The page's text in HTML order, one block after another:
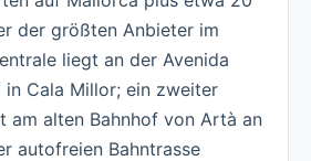
der größten Anbieter im
liegt an der Avenida
in Cala Millor; ein zweiter
am alten Bahnhof von Artà an
autofreien Bahntrasse